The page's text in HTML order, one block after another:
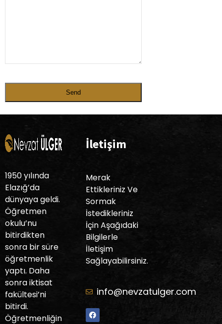
Send
This
should
be
left
blank
1950 yılında
Elazığ’da
dünyaya geldi.
Öğretmen
okulu’nu
bitirdikten
sonra bir süre
öğretmenlik
yaptı. Daha
sonra iktisat
fakültesi’ni
bitirdi.
Öğretmenliğin
İletişim
Merak
Ettikleriniz Ve
Sormak
İstedikleriniz
İçin Aşağıdaki
Bilgilerle
İletişim
Sağlayabilirsiniz.
info@nevzatulger.com